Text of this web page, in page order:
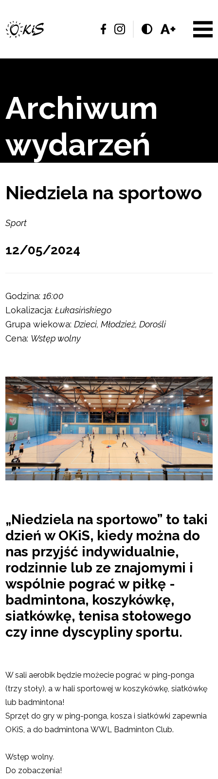
Archiwum
wydarzeń
Niedziela na sportowo
Sport
12/05/2024
Godzina:16:00
Lokalizacja:Łukasińskiego
Grupa wiekowa:Dzieci, Młodzież, Dorośli
Cena: Wstęp wolny
„Niedziela na sportowo” to taki
dzień w OKiS, kiedy można do
nas przyjść indywidualnie,
rodzinnie lub ze znajomymi i
wspólnie pograć w piłkę -
badmintona, koszykówkę,
siatkówkę, tenisa stołowego
czy inne dyscypliny sportu.
W sali aerobik będzie możecie pograć w ping-ponga
(trzy stoły), a w hali sportowej w koszykówkę, siatkówkę
lub badmintona!
Sprzęt do gry w ping-ponga, kosza i siatkówki zapewnia
OKiS, a do badmintona WWL Badminton Club.
Wstęp wolny.
Do zobaczenia!